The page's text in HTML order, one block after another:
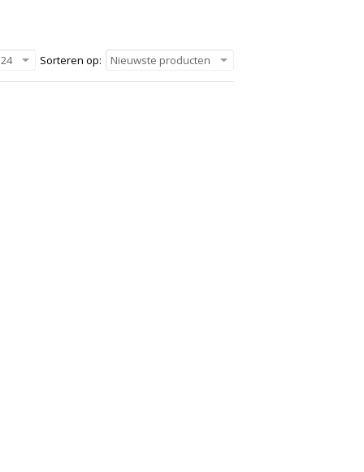
Sorteren op: Nieuwste producten
24